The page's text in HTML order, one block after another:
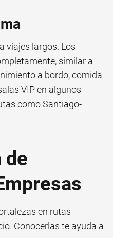
viajes largos. Los
similar a
a bordo, comida
VIP en algunos
como Santiago-
de
en rutas
Conocerlas te ayuda a